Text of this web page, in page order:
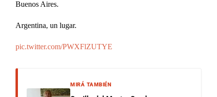
Buenos Aires.
Argentina, un lugar.
pic.twitter.com/PWXFlZUTYE
MIRÁ TAMBIÉN